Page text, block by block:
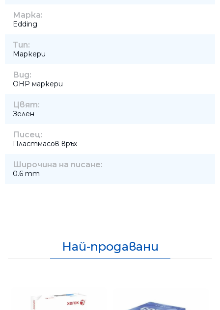
Марка:
Edding
Тип:
Маркери
Вид:
OHP маркери
Цвят:
Зелен
Писец:
Пластмасов връх
Широчина на писане:
0.6 mm
Най-продавани